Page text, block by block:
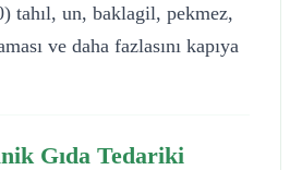
tahıl, un, baklagil, pekmez,
ve daha fazlasını kapıya
Gıda Tedariki